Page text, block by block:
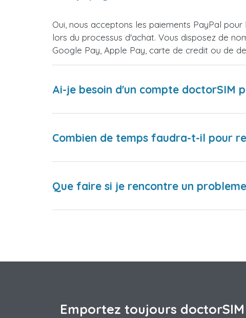
Oui, nous acceptons les paiements PayPal
lors du processus d'achat. Vous disposez de
Google Pay, Apple Pay, carte de credit ou de
Ai-je besoin d'un compte doctorSIM
Combien de temps faudra-t-il pour
Que faire si je rencontre un
Emportez toujours